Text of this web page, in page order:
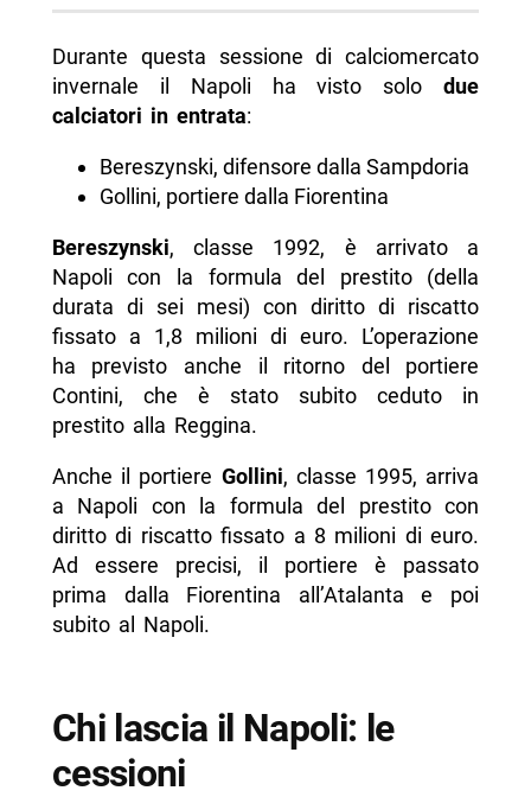
Durante questa sessione di calciomercato
invernale il Napoli ha visto solodue
calciatori in entrata:
Bereszynski, difensore dalla Sampdoria
Gollini, portiere dalla Fiorentina
Bereszynski, classe 1992, è arrivato a
Napoli con la formula del prestito (della
durata di sei mesi) con diritto di riscatto
fissato a 1,8 milioni di euro. L’operazione
ha previsto anche il ritorno del portiere
Contini, che è stato subito ceduto in
prestito alla Reggina.
Anche il portiere Gollini, classe 1995, arriva
a Napoli con la formula del prestito con
diritto di riscatto fissato a 8 milioni di euro.
Ad essere precisi, il portiere è passato
prima dalla Fiorentina all’Atalanta e poi
subito al Napoli.
Chi lascia il Napoli: le
cessioni